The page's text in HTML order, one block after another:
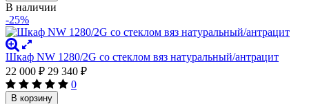
В наличии
-25%
Шкаф NW 1280/2G со стеклом вяз натуральный/антрацит
22 000 ₽ 29 340 ₽
0
В корзину